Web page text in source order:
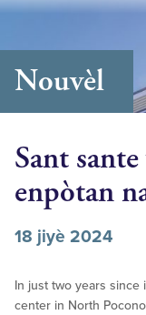
Nouvèl
Sant
enpòtan
18 jiyè 2024
In just two years since
center in North